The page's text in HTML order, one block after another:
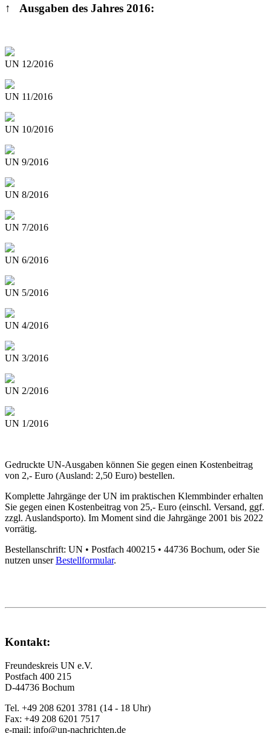
↑ Ausgaben des Jahres 2016:
UN 12/2016
UN 11/2016
UN 10/2016
UN 9/2016
UN 8/2016
UN 7/2016
UN 6/2016
UN 5/2016
UN 4/2016
UN 3/2016
UN 2/2016
UN 1/2016
Gedruckte UN-Ausgaben können Sie gegen einen Kostenbeitrag
von 2,- Euro (Ausland: 2,50 Euro) bestellen.
Komplette Jahrgänge der UN im praktischen Klemmbinder erhalten
Sie gegen einen Kostenbeitrag von 25,- Euro (einschl. Versand, ggf.
zzgl. Auslandsporto). Im Moment sind die Jahrgänge 2001 bis 2022
vorrätig.
Bestellanschrift: UN • Postfach 400215 • 44736 Bochum, oder Sie
nutzen unserBestellformular.
Kontakt:
Freundeskreis UN e.V.
Postfach 400 215
D-44736 Bochum
Tel. +49 208 6201 3781 (14 - 18 Uhr)
Fax: +49 208 6201 7517
e-mail: info@un-nachrichten.de